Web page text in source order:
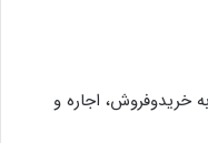
خریدوفروش، اجاره و